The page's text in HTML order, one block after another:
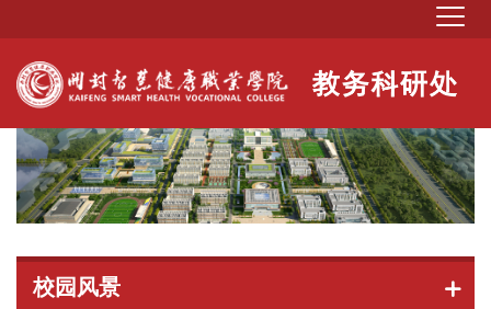
校园风景